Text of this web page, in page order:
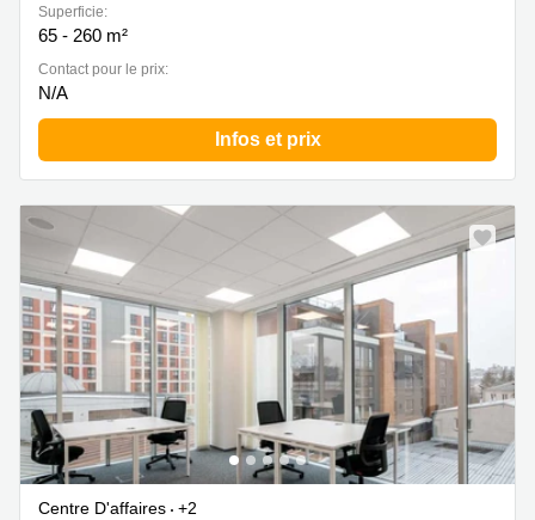
Superficie:
65 - 260 m²
Contact pour le prix:
N/A
Infos et prix
Centre D'affaires
+2